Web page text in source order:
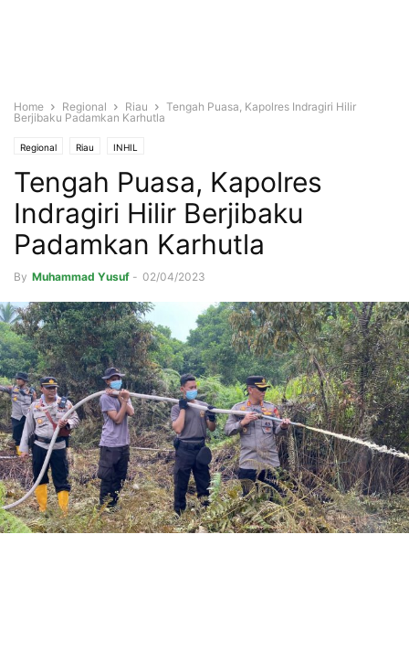
Home Regional Riau
Tengah Puasa, Kapolres Indragiri Hilir
Berjibaku Padamkan Karhutla
Regional Riau INHIL
Tengah Puasa, Kapolres
Indragiri Hilir Berjibaku
Padamkan Karhutla
By Muhammad Yusuf - 02/04/2023